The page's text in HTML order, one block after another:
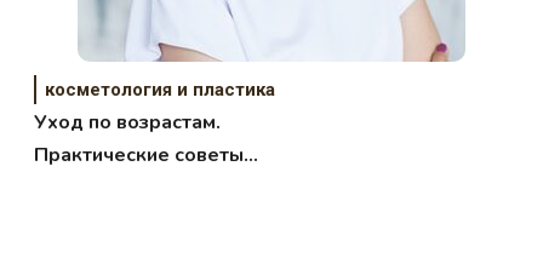
косметология и пластика
Уход по возрастам.
Практические советы